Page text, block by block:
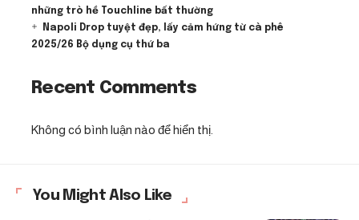
những trò hề Touchline bất thường
Napoli Drop tuyệt đẹp, lấy cảm hứng từ cà phê
2025/26 Bộ dụng cụ thứ ba
Recent Comments
Không có bình luận nào để hiển thị.
You Might Also Like